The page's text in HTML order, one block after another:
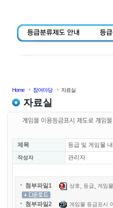
Home 참여마당 자료실
자료실
제목 등급 및 게임물
작성자 관리자
첨부파일1 상호¸ 등급¸ 게임
첨부파일2 게임물 등급표시